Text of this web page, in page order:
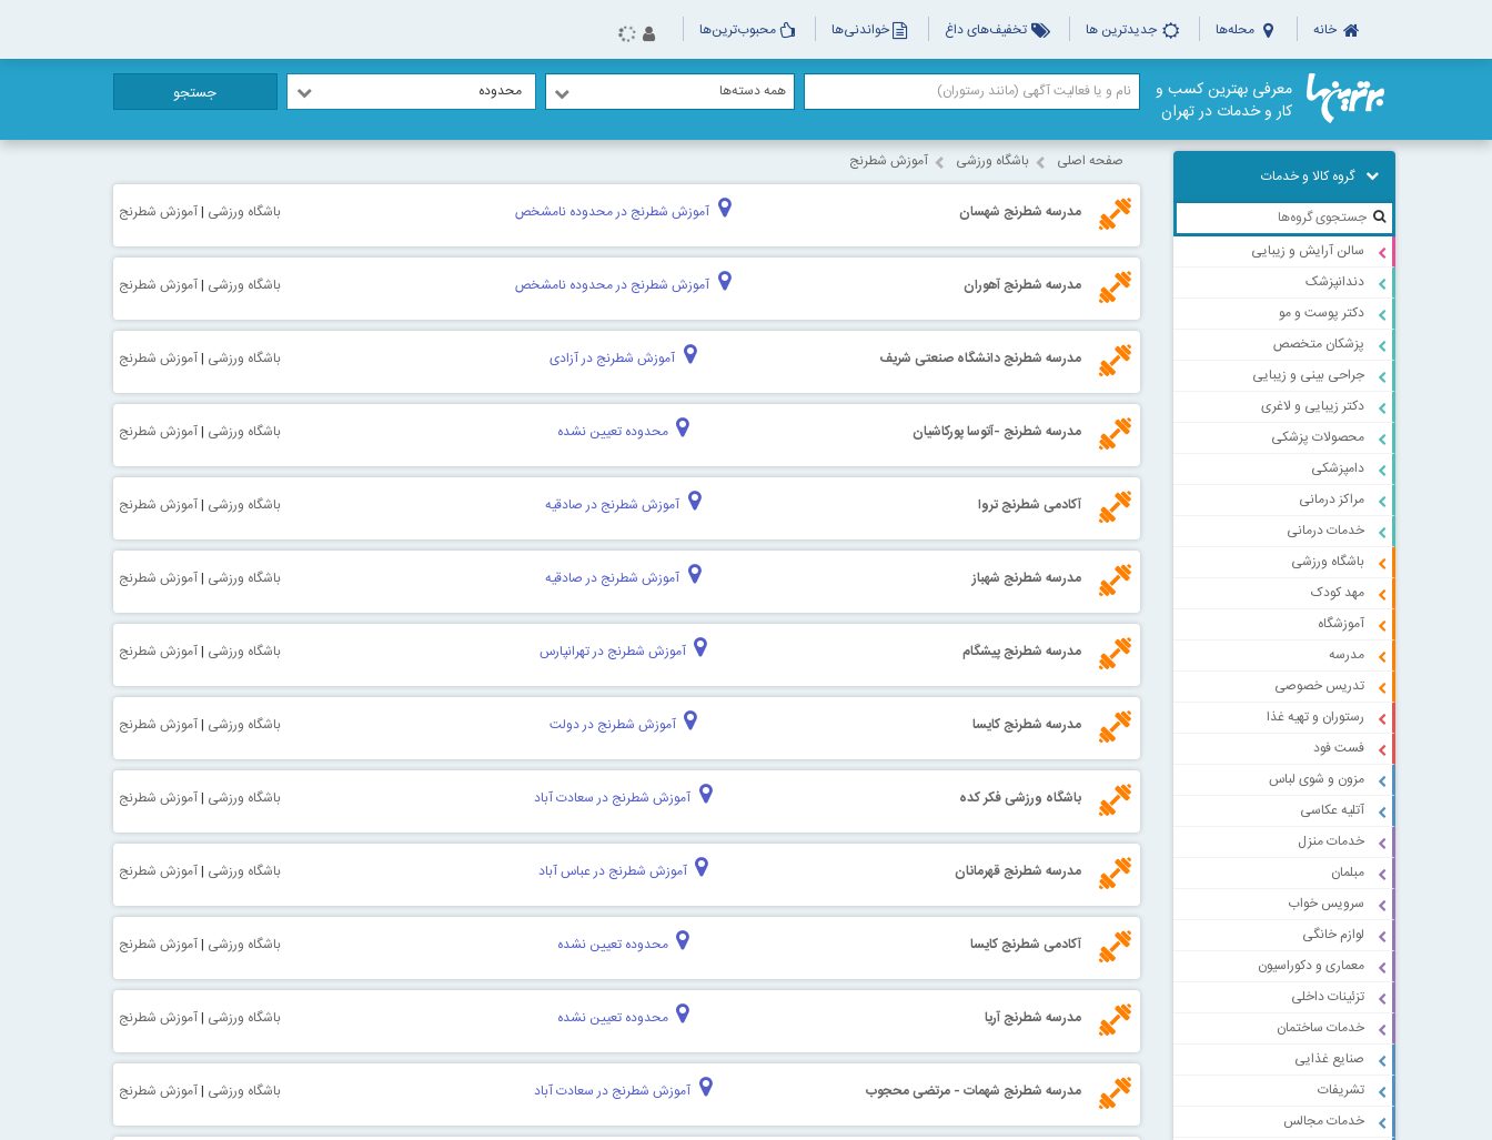
خانه محله‌ها جدیدترین ها تخفیف‌های داغ خواندنی‌ها محبوب‌ترین‌ها
معرفی بهترین کسب و
کار و خدمات در تهران
همه دسته‌ها محدوده جستجو
گروه کالا و خدمات
سالن آرایش و زیبایی
دندانپزشک
دکتر پوست و مو
پزشکان متخصص
جراحی بینی و زیبایی
دکتر زیبایی و لاغری
محصولات پزشکی
دامپزشکی
مراکز درمانی
خدمات درمانی
باشگاه ورزشی
مهد کودک
آموزشگاه
مدرسه
تدریس خصوصی
رستوران و تهیه غذا
فست فود
مزون و شوی لباس
آتلیه عکاسی
خدمات منزل
مبلمان
سرویس خواب
لوازم خانگی
معماری و دکوراسیون
تزئینات داخلی
خدمات ساختمان
صنایع غذایی
تشریفات
خدمات مجالس
صفحه اصلی باشگاه ورزشی آموزش شطرنج
مدرسه شطرنج شهسان آموزش شطرنج در محدوده نامشخص باشگاه ورزشی |آموزش شطرنج
مدرسه شطرنج آهوران آموزش شطرنج در محدوده نامشخص باشگاه ورزشی |آموزش شطرنج
مدرسه شطرنج دانشگاه صنعتی شریف آموزش شطرنج در آزادی باشگاه ورزشی |آموزش شطرنج
مدرسه شطرنج -آتوسا پورکاشیان محدوده تعیین نشده باشگاه ورزشی |آموزش شطرنج
آکادمی شطرنج تروا آموزش شطرنج در صادقیه باشگاه ورزشی |آموزش شطرنج
مدرسه شطرنج شهباز آموزش شطرنج در صادقیه باشگاه ورزشی |آموزش شطرنج
مدرسه شطرنج پیشگام آموزش شطرنج در تهرانپارس باشگاه ورزشی |آموزش شطرنج
مدرسه شطرنج کایسا آموزش شطرنج در دولت باشگاه ورزشی |آموزش شطرنج
باشگاه ورزشی فکر کده آموزش شطرنج در سعادت آباد باشگاه ورزشی |آموزش شطرنج
مدرسه شطرنج قهرمانان آموزش شطرنج در عباس آباد باشگاه ورزشی |آموزش شطرنج
آکادمی شطرنج کایسا محدوده تعیین نشده باشگاه ورزشی |آموزش شطرنج
مدرسه شطرنج آریا محدوده تعیین نشده باشگاه ورزشی |آموزش شطرنج
مدرسه شطرنج شهمات - مرتضی محجوب آموزش شطرنج در سعادت آباد باشگاه ورزشی |آموزش شطرنج